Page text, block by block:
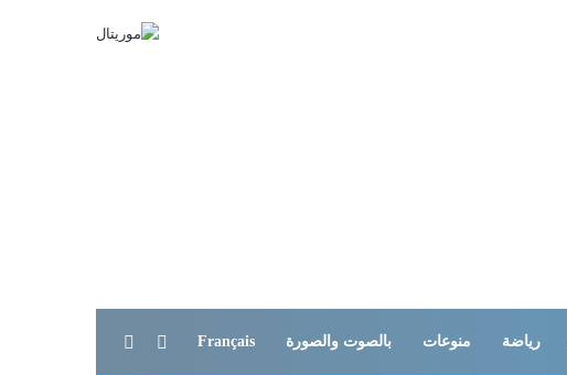
رياضة منوعات بالصوت والصورة Français الوضع المظلم